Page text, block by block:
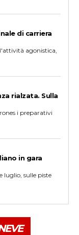
di carriera
agonistica,
rialzata. Sulla
i preparativi
in gara
luglio, sulle piste